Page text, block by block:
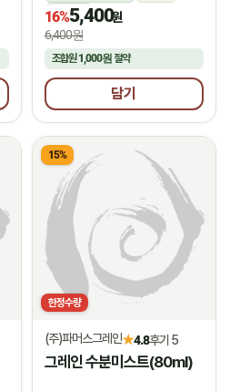
상온
16%5,400원
6,400원
조합원1,000원절약
담기
15%
한정수량
(주)파머스그레인★4.8후기 5
그레인 수분미스트(80ml)